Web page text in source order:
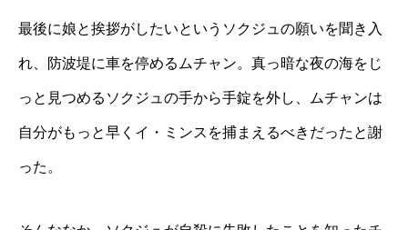
最後に娘と挨拶がしたいというソクジュの願いを聞き入
れ、防波堤に車を停めるムチャン。真っ暗な夜の海をじ
っと見つめるソクジュの手から手錠を外し、ムチャンは
自分がもっと早くイ・ミンスを捕まえるべきだったと謝
った。